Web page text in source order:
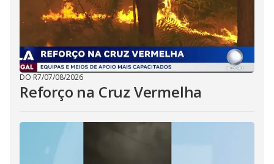
DO R7/07/08/2026
Reforço na Cruz Vermelha